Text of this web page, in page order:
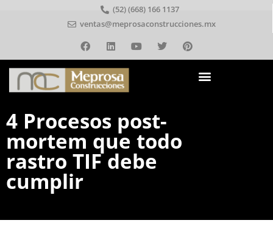
(52) (668) 166 1137
ventas@meprosaconstrucciones.mx
4 Procesos post-
mortem que todo
rastro TIF debe
cumplir